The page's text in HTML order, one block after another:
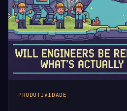
PRODUTIVIDADE